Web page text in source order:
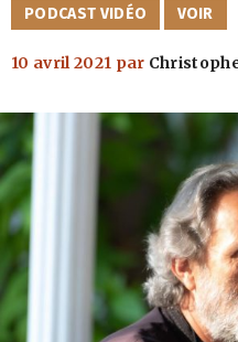
CATÉGORIES
PODCAST VIDÉO VOIR
10 avril 2021 par